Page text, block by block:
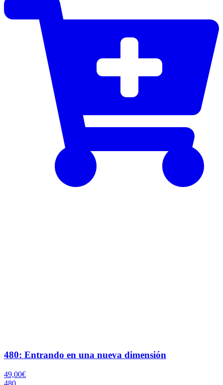
480: Entrando en una nueva dimensión
49,00€